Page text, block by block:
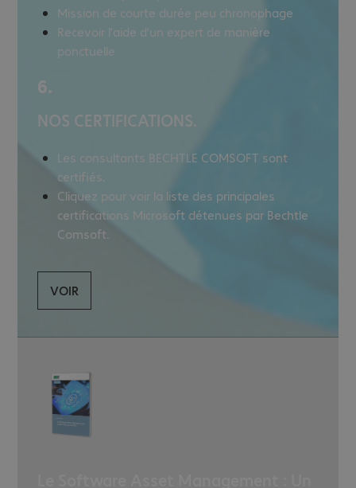
Mission de courte durée peu chronophage
Recevoir l’aide d’un expert de manière
ponctuelle
6.
NOS CERTIFICATIONS.
Les consultants BECHTLE COMSOFT sont
certifiés.
Cliquez pour voir la liste des principales
certifications Microsoft détenues par Bechtle
Comsoft.
VOIR